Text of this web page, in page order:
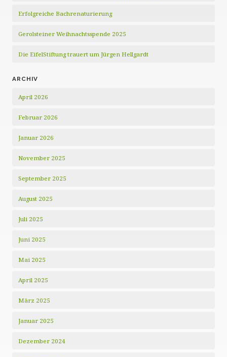
Erfolgreiche Bachrenaturierung
Gerolsteiner Weihnachtsspende 2025
Die EifelStiftung trauert um Jürgen Hellgardt
ARCHIV
April 2026
Februar 2026
Januar 2026
November 2025
September 2025
August 2025
Juli 2025
Juni 2025
Mai 2025
April 2025
März 2025
Januar 2025
Dezember 2024